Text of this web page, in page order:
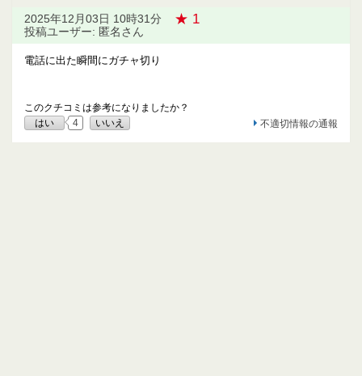
2025年12月03日 10時31分 ★ 1
投稿ユーザー: 匿名さん
電話に出た瞬間にガチャ切り
このクチコミは参考になりましたか？
はい
4 いいえ 不適切情報の通報